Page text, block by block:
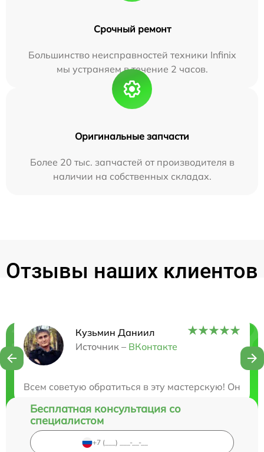
Срочный ремонт
Большинство неисправностей техники Infinix
мы устраняем в течение 2 часов.
Оригинальные запчасти
Более 20 тыс. запчастей от производителя в
наличии на собственных складах.
Отзывы наших клиентов
Кузьмин Даниил
Источник – ВКонтакте
Всем советую обратиться в эту мастерскую! Они
Нужна консультация?
Бесплатная консультация со
специалистом